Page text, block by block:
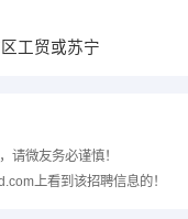
工贸或苏宁
请微友务必谨慎！
上看到该招聘信息的！